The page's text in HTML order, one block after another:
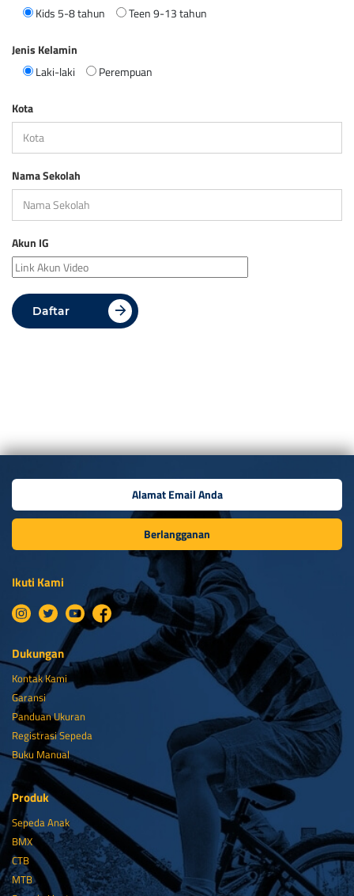
Kids 5-8 tahun
Teen 9-13 tahun
Jenis Kelamin
Laki-laki
Perempuan
Kota
Nama Sekolah
Akun IG
Daftar
Berlangganan
Ikuti Kami
Dukungan
Kontak Kami
Garansi
Panduan Ukuran
Registrasi Sepeda
Buku Manual
Produk
Sepeda Anak
BMX
CTB
MTB